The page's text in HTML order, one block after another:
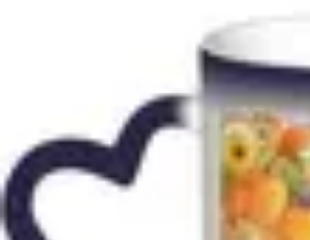
Cuisine et Santé
DIY & Décoration
Citrouilles et Fantômes